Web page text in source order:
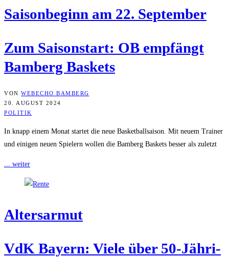
Sai­son­be­ginn am 22. September
Zum Sai­son­start: OB emp­fängt
Bam­berg Baskets
VON WEBECHO BAMBERG
20. AUGUST 2024
POLITIK
In knapp einem Monat startet die neue Basketballsaison. Mit neuem Trainer
und einigen neuen Spielern wollen die Bamberg Baskets besser als zuletzt
... weiter
Alters­ar­mut
VdK Bay­ern: Vie­le über 50-Jäh­ri­